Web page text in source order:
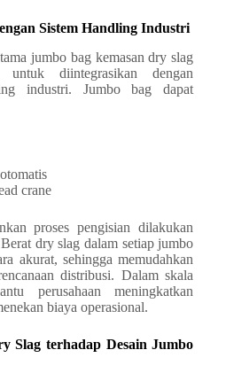
Sistem Handling Industri
jumbo bag kemasan dry slag
untuk diintegrasikan dengan
industri. Jumbo bag dapat
crane
proses pengisian dilakukan
dry slag dalam setiap jumbo
akurat, sehingga memudahkan
distribusi. Dalam skala
perusahaan meningkatkan
biaya operasional.
Slag terhadap Desain Jumbo